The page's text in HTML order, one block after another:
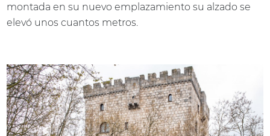
montada en su nuevo emplazamiento su alzado se
elevó unos cuantos metros.